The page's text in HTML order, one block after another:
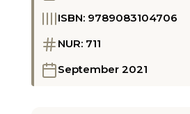
ISBN: 9789083104706
NUR: 711
September 2021